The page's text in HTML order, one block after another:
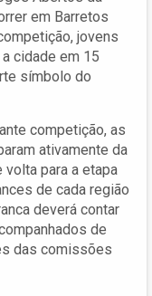
em Barretos
jovens
cidade em 15
símbolo do
competição, as
ativamente da
para a etapa
de cada região
deverá contar
de
das comissões